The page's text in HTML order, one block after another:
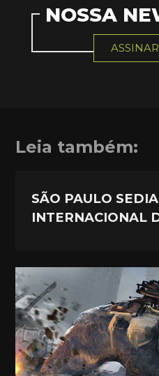
NOSSA
Leia também:
SÃO PAULO
INTERNACIONAL